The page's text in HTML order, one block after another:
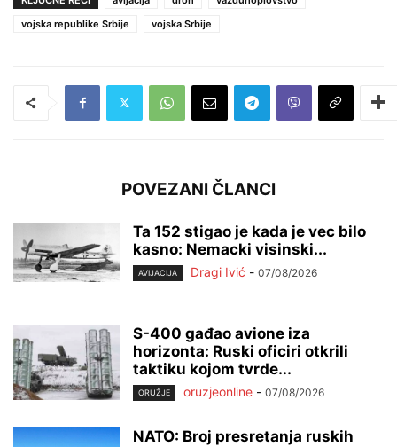
vojska republike Srbije
vojska Srbije
POVEZANI ČLANCI
Ta 152 stigao je kada je vec bilo
kasno: Nemacki visinski...
AVIJACIJA Dragi Ivić - 07/08/2026
S-400 gađao avione iza
horizonta: Ruski oficiri otkrili
taktiku kojom tvrde...
ORUŽJE oruzjeonline - 07/08/2026
NATO: Broj presretanja ruskih